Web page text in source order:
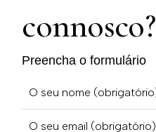
connosco?
Preencha o formulário